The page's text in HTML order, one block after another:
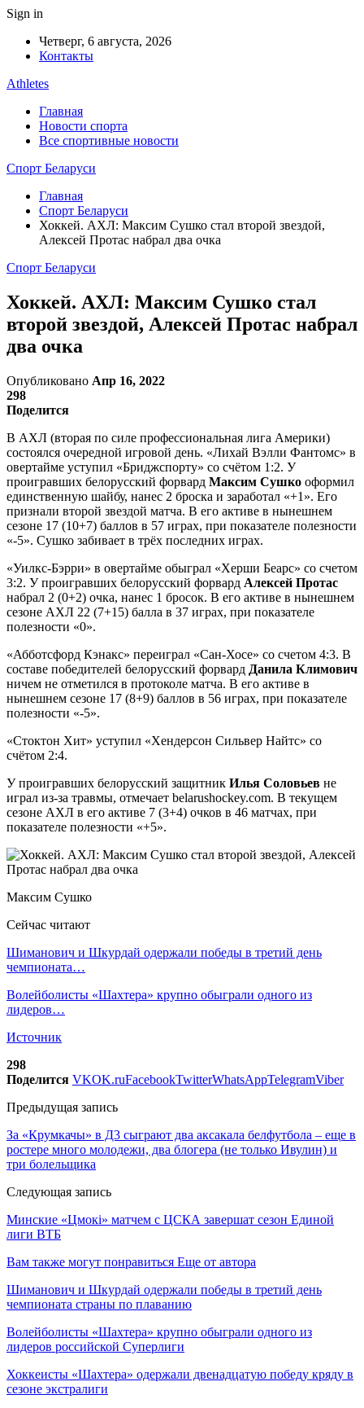
Sign in
Четверг, 6 августа, 2026
Контакты
Athletes
Главная
Новости спорта
Все спортивные новости
Спорт Беларуси
Главная
Спорт Беларуси
Хоккей. АХЛ: Максим Сушко стал второй звездой,
Алексей Протас набрал два очка
Спорт Беларуси
Хоккей. АХЛ: Максим Сушко стал
второй звездой, Алексей Протас набрал
два очка
Опубликовано Апр 16, 2022
298
Поделится
В АХЛ (вторая по силе профессиональная лига Америки)
состоялся очередной игровой день. «Лихай Вэлли Фантомс» в
овертайме уступил «Бриджспорту» со счётом 1:2. У
проигравших белорусский форвард Максим Сушко оформил
единственную шайбу, нанес 2 броска и заработал «+1». Его
признали второй звездой матча. В его активе в нынешнем
сезоне 17 (10+7) баллов в 57 играх, при показателе полезности
«-5». Сушко забивает в трёх последних играх.
«Уилкс-Бэрри» в овертайме обыграл «Херши Беарс» со счетом
3:2. У проигравших белорусский форвард Алексей Протас
набрал 2 (0+2) очка, нанес 1 бросок. В его активе в нынешнем
сезоне АХЛ 22 (7+15) балла в 37 играх, при показателе
полезности «0».
«Абботсфорд Кэнакс» переиграл «Сан-Хосе» со счетом 4:3. В
составе победителей белорусский форвард Данила Климович
ничем не отметился в протоколе матча. В его активе в
нынешнем сезоне 17 (8+9) баллов в 56 играх, при показателе
полезности «-5».
«Стоктон Хит» уступил «Хендерсон Сильвер Найтс» со
счётом 2:4.
У проигравших белорусский защитник Илья Соловьев не
играл из-за травмы, отмечает belarushockey.com. В текущем
сезоне АХЛ в его активе 7 (3+4) очков в 46 матчах, при
показателе полезности «+5».
Максим Сушко
Сейчас читают
Шиманович и Шкурдай одержали победы в третий день
чемпионата…
Волейболисты «Шахтера» крупно обыграли одного из
лидеров…
Источник
298
Поделится VKOK.ruFacebookTwitterWhatsAppTelegramViber
Предыдущая запись
За «Крумкачы» в Д3 сыграют два аксакала белфутбола – еще в
ростере много молодежи, два блогера (не только Ивулин) и
три болельщика
Следующая запись
Минские «Цмокi» матчем с ЦСКА завершат сезон Единой
лиги ВТБ
Вам также могут понравиться Еще от автора
Шиманович и Шкурдай одержали победы в третий день
чемпионата страны по плаванию
Волейболисты «Шахтера» крупно обыграли одного из
лидеров российской Суперлиги
Хоккеисты «Шахтера» одержали двенадцатую победу кряду в
сезоне экстралиги